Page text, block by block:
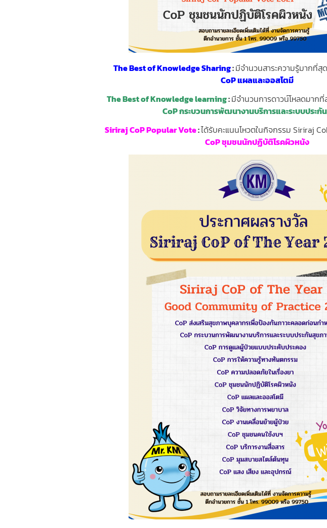
The Best of Knowledge Sharing:มีจำนวนสาระความรู้มากที่
CoP แผลและออสโตมี
The Best of Knowledge learning:มีจำนวนการดาวน์โหลดมา
CoP กระบวนการพัฒนางานบริการและระบบประ
Siriraj CoP Popular Vote:ได้รับคะแนนโหวตในกิจกรรม Siriraj
CoP ชุมชนนักปฏิบัติโรคผิวหนัง